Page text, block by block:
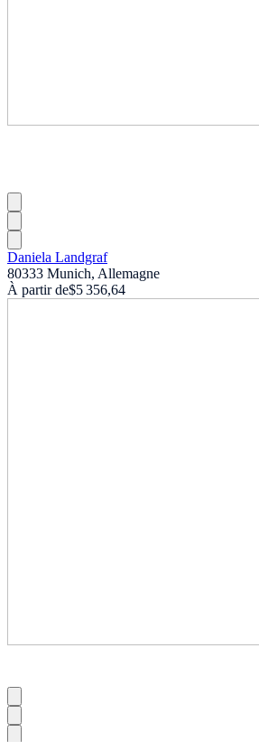
Daniela Landgraf
80333 Munich, Allemagne
À partir de$5 356,64